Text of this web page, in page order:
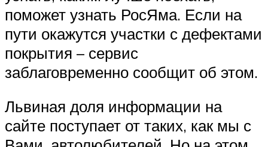
поможет узнать РосЯма. Если на
пути окажутся участки с дефектами
покрытия – сервис
заблаговременно сообщит об этом.
Львиная доля информации на
сайте поступает от таких, как мы с